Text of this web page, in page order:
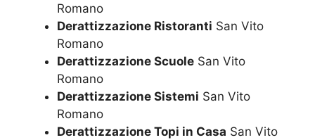
Romano
Derattizzazione Ristoranti San Vito
Romano
Derattizzazione Scuole San Vito
Romano
Derattizzazione Sistemi San Vito
Romano
Derattizzazione Topi in Casa San Vito